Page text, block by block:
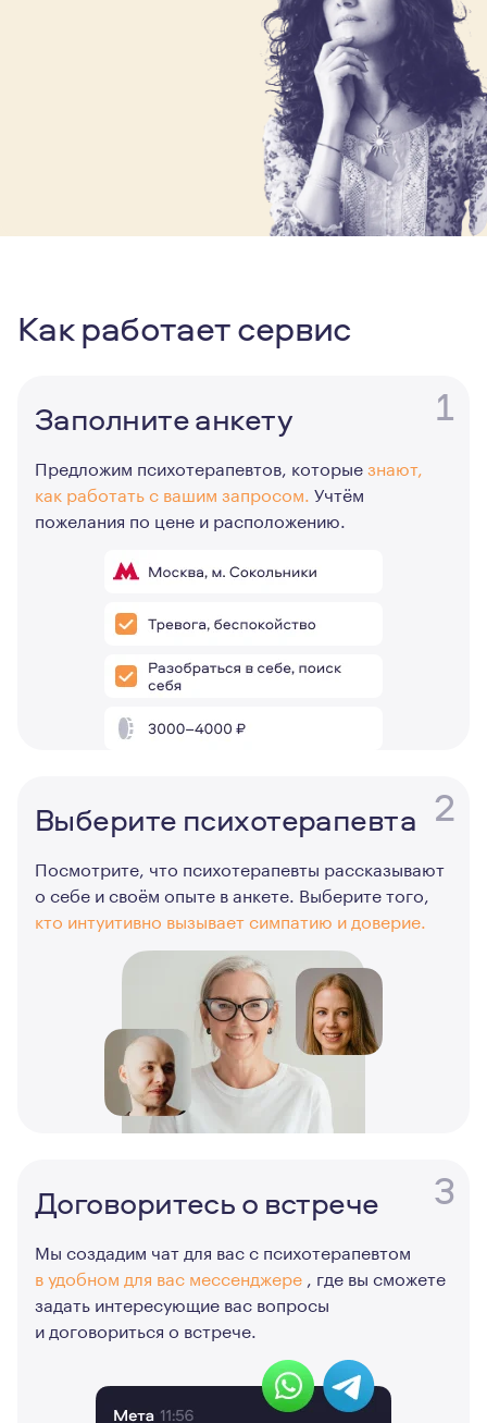
Как работает сервис
1
Заполните анкету
Предложим психотерапевтов, которыезнают,
как работать с вашим запросом. Учтём
пожелания по цене и расположению.
2
Выберите психотерапевта
Посмотрите, что психотерапевты рассказывают
о себе и своём опыте в анкете. Выберите того,
кто интуитивно вызывает симпатию и доверие.
3
Договоритесь о встрече
Мы создадим чат для вас с психотерапевтом
в удобном для вас мессенджере , где вы сможете
задать интересующие вас вопросы
и договориться о встрече.